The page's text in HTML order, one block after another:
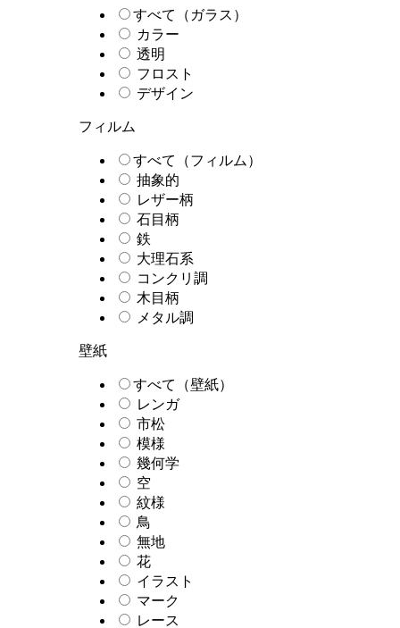
すべて（ガラス）
カラー
透明
フロスト
デザイン
フィルム
すべて（フィルム）
抽象的
レザー柄
石目柄
鉄
大理石系
コンクリ調
木目柄
メタル調
壁紙
すべて（壁紙）
レンガ
市松
模様
幾何学
空
紋様
鳥
無地
花
イラスト
マーク
レース